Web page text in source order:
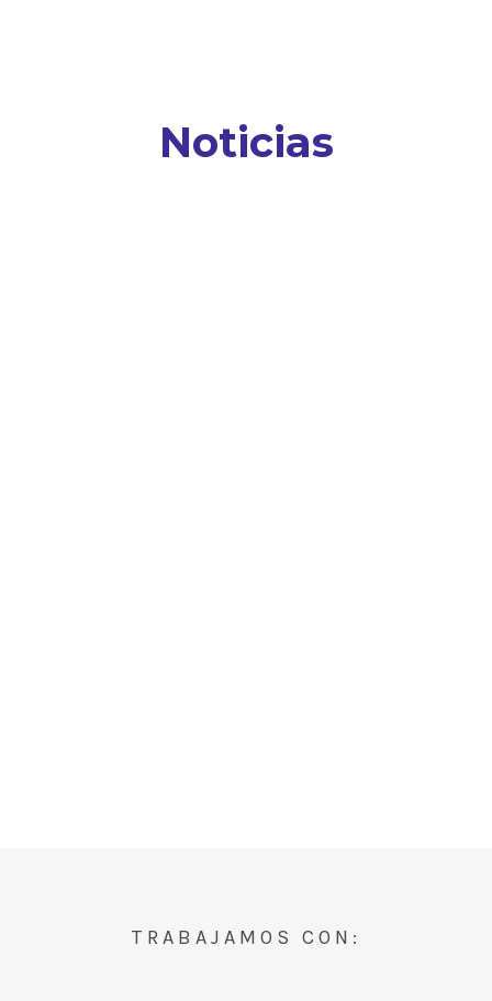
Noticias
TRABAJAMOS CON: